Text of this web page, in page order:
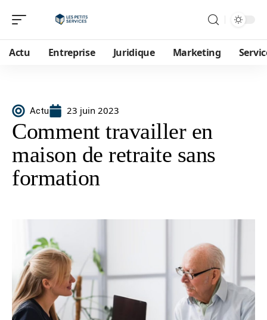
Actu Entreprise Juridique Marketing
Actu 23 juin 2023
Comment travailler en
maison de retraite sans
formation